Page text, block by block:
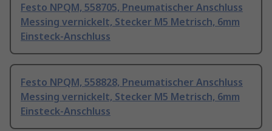
Festo NPQM, 558705, Pneumatischer Anschluss
Messing vernickelt, Stecker M5 Metrisch, 6mm
Einsteck-Anschluss
Festo NPQM, 558828, Pneumatischer Anschluss
Messing vernickelt, Stecker M5 Metrisch, 6mm
Einsteck-Anschluss